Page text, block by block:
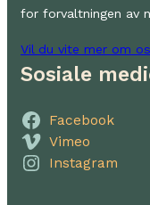
for forvaltningen av
Vil du vite mer om
Sosiale
Facebook
Vimeo
Instagram